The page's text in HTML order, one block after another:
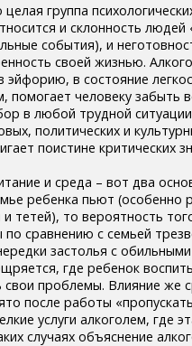
целая группа
и склонность
события), и
своей жизнью.
эйфорию, в состояние
помогает человеку забыть
в любой трудной
политических и
поистине критических
и среда – вот два
ребенка пьют
тетей), то вероятность
по сравнению с семьей
застолья с
где ребенок
проблемы. Влияние же
после работы
услуги алкоголем, где
случаях объяснение